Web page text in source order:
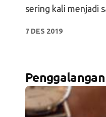
sering kali menjadi
7 DES 2019